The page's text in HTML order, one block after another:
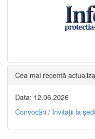
Cea mai recentă
Data: 12.06.2026
Convocări / Invitaţii la